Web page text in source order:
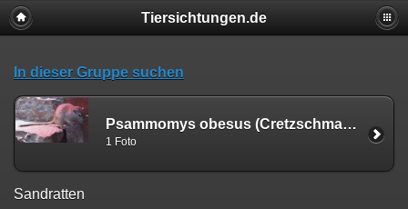
Tiersichtungen.de
In dieser Gruppe suchen
Psammomys obesus (Cretzschmar, 1828)
1 Foto
Sandratten